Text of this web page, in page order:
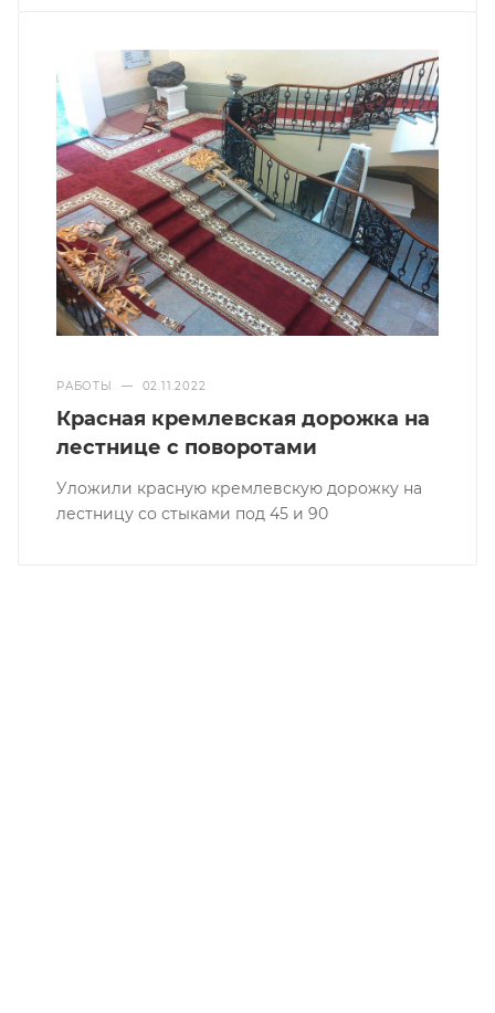
РАБОТЫ — 02.11.2022
Красная кремлевская дорожка на
лестнице с поворотами
Уложили красную кремлевскую дорожку на
лестницу со стыками под 45 и 90